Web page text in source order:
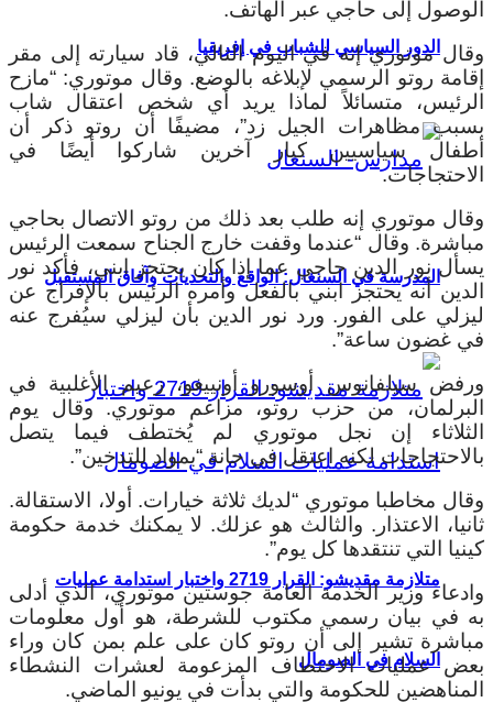
الدور السياسي للشباب في إفريقيا
المدرسة في السنغال: الواقع والتحديات وآفاق المستقبل
متلازمة مقديشو: القرار 2719 واختبار استدامة عمليات
السلام في الصومال
الوصول إلى حاجي عبر الهاتف.
وقال موتوري إنه في اليوم التالي، قاد سيارته إلى مقر
إقامة روتو الرسمي لإبلاغه بالوضع. وقال موتوري: “مازح
الرئيس، متسائلاً لماذا يريد أي شخص اعتقال شاب
بسبب مظاهرات الجيل زد”، مضيفًا أن روتو ذكر أن
أطفال سياسيين كبار آخرين شاركوا أيضًا في
الاحتجاجات.
وقال موتوري إنه طلب بعد ذلك من روتو الاتصال بحاجي
مباشرة. وقال “عندما وقفت خارج الجناح سمعت الرئيس
يسأل نور الدين حاجي عما إذا كان يحتجز ابني، فأكد نور
الدين أنه يحتجز ابني بالفعل وأمره الرئيس بالإفراج عن
ليزلي على الفور. ورد نور الدين بأن ليزلي سيُفرج عنه
في غضون ساعة”.
ورفض سيلفانوس أوسورو أونييغو، زعيم الأغلبية في
البرلمان، من حزب روتو، مزاعم موتوري. وقال يوم
الثلاثاء إن نجل موتوري لم يُختطف فيما يتصل
بالاحتجاجات لكنه اعتقل في حانة “بمواد للتدخين”.
وقال مخاطبا موتوري “لديك ثلاثة خيارات. أولا، الاستقالة.
ثانيا، الاعتذار. والثالث هو عزلك. لا يمكنك خدمة حكومة
كينيا التي تنتقدها كل يوم”.
وادعاء وزير الخدمة العامة جوستين موتوري، الذي أدلى
به في بيان رسمي مكتوب للشرطة، هو أول معلومات
مباشرة تشير إلى أن روتو كان على علم بمن كان وراء
بعض عمليات الاختطاف المزعومة لعشرات النشطاء
المناهضين للحكومة والتي بدأت في يونيو الماضي.